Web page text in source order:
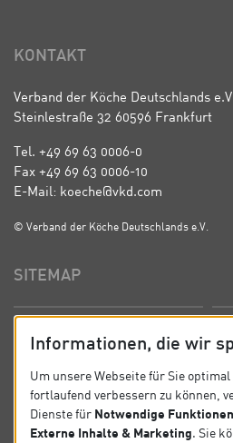
KONTAKT
Verband der Köche Deutschlands
Steinlestraße 32 60596 Frankfurt
Tel. +49 69 63 0006-0
Fax +49 69 63 0006-10
E-Mail: koeche@vkd.com
© Verband der Köche Deutschlands e.V.
SITEMAP
News
Datenschutz
Informationen, die wir
Um unsere Webseite für Sie
fortlaufend verbessern zu können,
Dienste für Notwendige
Externe Inhalte & Marketing. Sie